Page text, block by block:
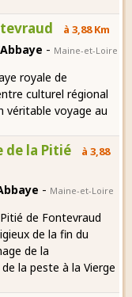
à 3,88 Km
- Maine-et-Loire
royale de
culturel régional
véritable voyage au
de la Pitié
à 3,88
- Maine-et-Loire
de Fontevraud
de la fin du
de la
la peste à la Vierge